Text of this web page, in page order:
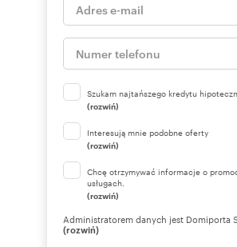
Szukam najtańszego kredytu
(rozwiń)
Interesują mnie podobne oferty
(rozwiń)
Chcę otrzymywać informacje o
usługach.
(rozwiń)
Administratorem danych jest Domiporta
(rozwiń)